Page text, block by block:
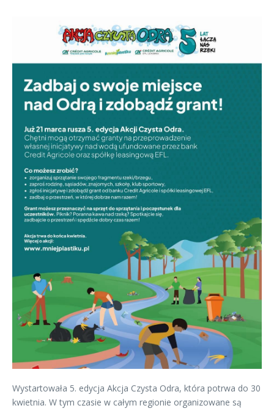
Wystartowała 5. edycja Akcja Czysta Odra, która potrwa do 30
kwietnia. W tym czasie w całym regionie organizowane są